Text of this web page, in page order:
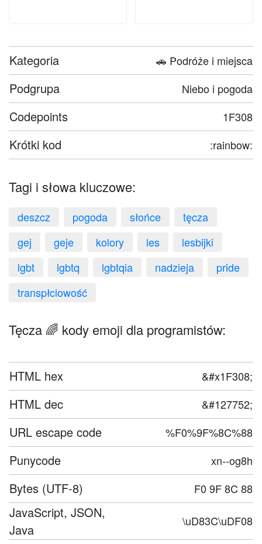
Kategoria 🚗 Podróże i miejsca
Podgrupa Niebo i pogoda
Codepoints 1F308
Krótki kod :rainbow:
Tagi i słowa kluczowe:
deszcz pogoda słońce
tęcza
gej
geje kolory les
lesbijki
lgbt
lgbtq lgbtqia nadzieja
pride
transpłciowość
Tęcza 🌈 kody emoji dla programistów:
HTML hex &#x1F308;
HTML dec &#127752;
URL escape code %F0%9F%8C%88
Punycode xn--og8h
Bytes (UTF-8) F0 9F 8C 88
JavaScript, JSON,
Java
\uD83C\uDF08